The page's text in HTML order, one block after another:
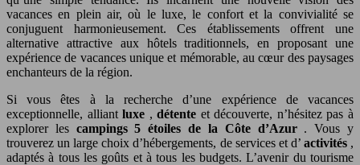
vacances en plein air, où le luxe, le confort et la convivialité se
conjuguent harmonieusement. Ces établissements offrent une
alternative attractive aux hôtels traditionnels, en proposant une
expérience de vacances unique et mémorable, au cœur des paysages
enchanteurs de la région.
Si vous êtes à la recherche d’une expérience de vacances
exceptionnelle, alliantluxe ,détente et découverte, n’hésitez pas à
explorer les campings 5 étoiles de la Côte d’Azur . Vous y
trouverez un large choix d’hébergements, de services et d’ activités ,
adaptés à tous les goûts et à tous les budgets. L’avenir du tourisme